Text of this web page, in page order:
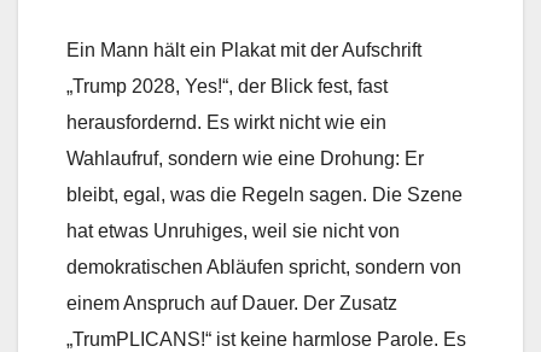
Ein Mann hält ein Plakat mit der Aufschrift
„Trump 2028, Yes!“, der Blick fest, fast
herausfordernd. Es wirkt nicht wie ein
Wahlaufruf, sondern wie eine Drohung: Er
bleibt, egal, was die Regeln sagen. Die Szene
hat etwas Unruhiges, weil sie nicht von
demokratischen Abläufen spricht, sondern von
einem Anspruch auf Dauer. Der Zusatz
„TrumPLICANS!“ ist keine harmlose Parole. Es